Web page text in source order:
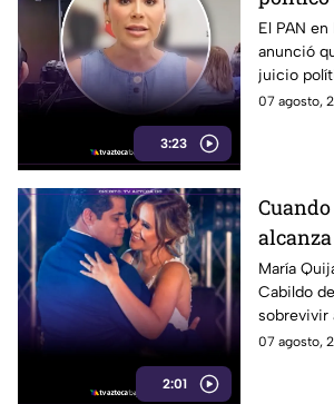
3:23
del
Baja
El PAN
anunció
juicio
07 agosto,
2:01
vuelve
armado
María
Cabildo
sobrevivir
en el que
07 agosto,